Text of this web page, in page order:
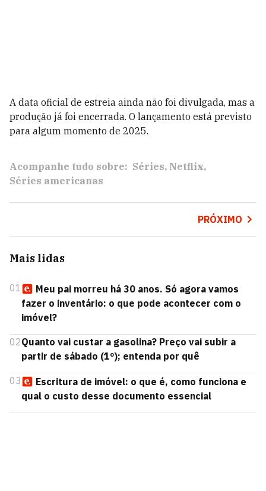
A data oficial de estreia ainda não foi divulgada, mas a
produção já foi encerrada. O lançamento está previsto
para algum momento de 2025.
Acompanhe tudo sobre: Séries Netflix
Séries americanas
PRÓXIMO
Mais lidas
01
Meu pai morreu há 30 anos. Só agora vamos
fazer o inventário: o que pode acontecer com o
imóvel?
02Quanto vai custar a gasolina? Preço vai subir a
partir de sábado (1º); entenda por quê
03
Escritura de imóvel: o que é, como funciona e
qual o custo desse documento essencial